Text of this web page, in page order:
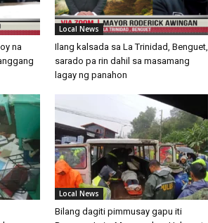
na
Local News
Ilang kalsada sa La Trinidad, Benguet,
sarado pa rin dahil sa masamang
lagay ng panahon
Local News
Bilang dagiti pimmusay gapu iti